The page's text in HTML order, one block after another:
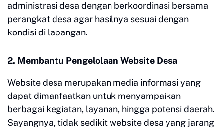
administrasi desa dengan berkoordinasi bersama
perangkat desa agar hasilnya sesuai dengan
kondisi di lapangan.
2. Membantu Pengelolaan Website Desa
Website desa merupakan media informasi yang
dapat dimanfaatkan untuk menyampaikan
berbagai kegiatan, layanan, hingga potensi daerah.
Sayangnya, tidak sedikit website desa yang jarang